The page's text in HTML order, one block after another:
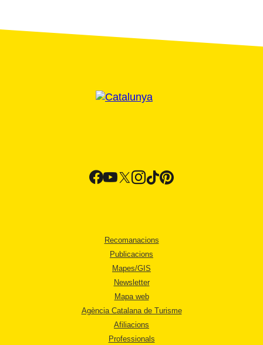
Recomanacions
Publicacions
Mapes/GIS
Newsletter
Mapa web
Agència Catalana de Turisme
Afiliacions
Professionals